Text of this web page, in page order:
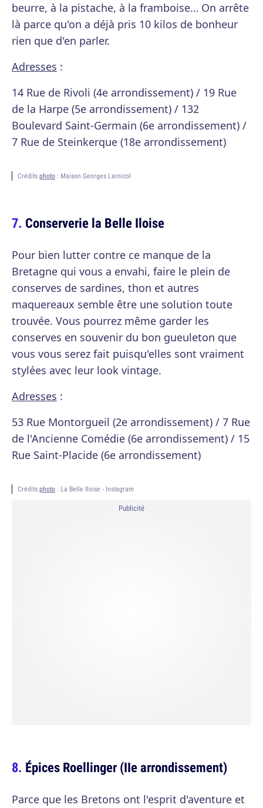
beurre, à la pistache, à la framboise… On arrête
là parce qu'on a déjà pris 10 kilos de bonheur
rien que d'en parler.
Adresses :
14 Rue de Rivoli (4e arrondissement) / 19 Rue
de la Harpe (5e arrondissement) / 132
Boulevard Saint-Germain (6e arrondissement) /
7 Rue de Steinkerque (18e arrondissement)
Crédits photo : Maison Georges Larnicol
Conserverie la Belle Iloise
Pour bien lutter contre ce manque de la
Bretagne qui vous a envahi, faire le plein de
conserves de sardines, thon et autres
maquereaux semble être une solution toute
trouvée. Vous pourrez même garder les
conserves en souvenir du bon gueuleton que
vous vous serez fait puisqu'elles sont vraiment
stylées avec leur look vintage.
Adresses :
53 Rue Montorgueil (2e arrondissement) / 7 Rue
de l'Ancienne Comédie (6e arrondissement) / 15
Rue Saint-Placide (6e arrondissement)
Crédits photo : La Belle Iloise - Instagram
Publicité
Épices Roellinger (IIe arrondissement)
Parce que les Bretons ont l'esprit d'aventure et